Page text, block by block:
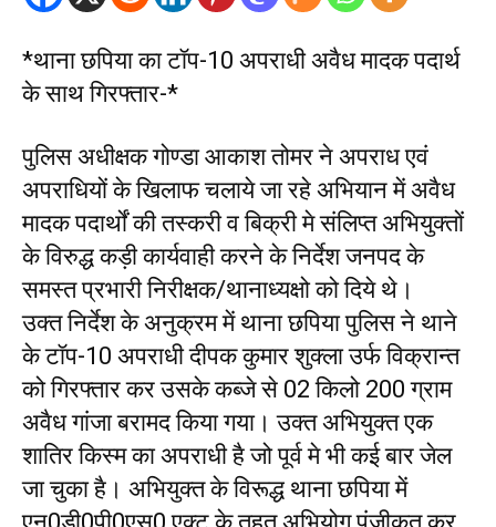
*थाना छपिया का टॉप-10 अपराधी अवैध मादक पदार्थ
के साथ गिरफ्तार-*
पुलिस अधीक्षक गोण्डा आकाश तोमर ने अपराध एवं
अपराधियों के खिलाफ चलाये जा रहे अभियान में अवैध
मादक पदार्थों की तस्करी व बिक्री मे संलिप्त अभियुक्तों
के विरुद्ध कड़ी कार्यवाही करने के निर्देश जनपद के
समस्त प्रभारी निरीक्षक/थानाध्यक्षो को दिये थे।
उक्त निर्देश के अनुक्रम में थाना छपिया पुलिस ने थाने
के टॉप-10 अपराधी दीपक कुमार शुक्ला उर्फ विक्रान्त
को गिरफ्तार कर उसके कब्जे से 02 किलो 200 ग्राम
अवैध गांजा बरामद किया गया। उक्त अभियुक्त एक
शातिर किस्म का अपराधी है जो पूर्व मे भी कई बार जेल
जा चुका है। अभियुक्त के विरूद्ध थाना छपिया में